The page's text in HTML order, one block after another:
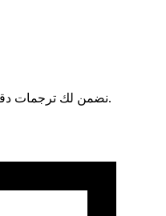
نضمن لك ترجمات دقيقة تعكس المعنى الحقيقي للنصوص.